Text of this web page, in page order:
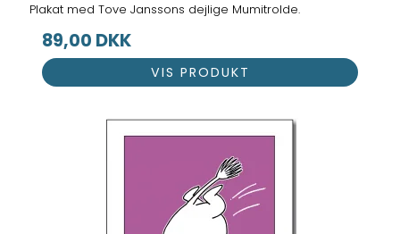
Plakat med Tove Janssons dejlige Mumitrolde.
89,00 DKK
VIS PRODUKT